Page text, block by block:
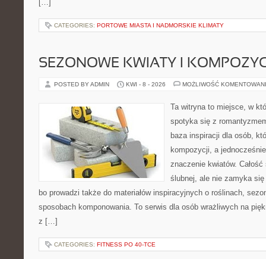
[…]
CATEGORIES: PORTOWE MIASTA I NADMORSKIE KLIMATY
SEZONOWE KWIATY I
POSTED BY ADMIN KWI - 8 - 2026 MOŻLIWOŚĆ
Ta witryna to miejsce, w
spotyka się z
baza inspiracji dla osób,
kompozycji, a
znaczenie kwiatów.
ślubnej, ale nie zamyka
bo prowadzi także do materiałów inspiracyjnych o roślinach,
sposobach komponowania. To serwis dla osób wrażliwych na
z […]
CATEGORIES: FITNESS PO 40-TCE